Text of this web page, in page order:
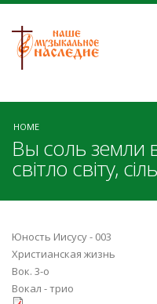
HOME
Вы соль земли
світло світу,
Юность Иисусу - 003
Христианская жизнь
Вок. 3-о
Вокал - трио